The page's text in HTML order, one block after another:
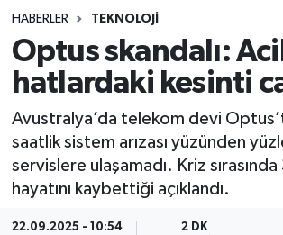
HABERLER TEKNOLOJI
Optus skandalı: Acil
hatlardaki kesinti
Avustralya’da telekom devi
saatlik sistem arızası yüzünden
servislere ulaşamadı. Kriz sırasında
hayatını kaybettiği açıklandı.
22.09.2025 - 10:54 2 DK
Spor
Teknoloji
Yaşam